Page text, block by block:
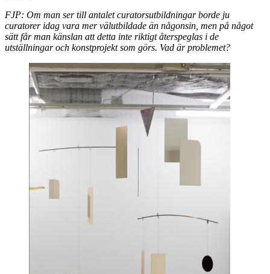
FJP: Om man ser till antalet curatorsutbildningar borde ju
curatorer idag vara mer välutbildade än någonsin, men på något
sätt får man känslan att detta inte riktigt återspeglas i de
utställningar och konstprojekt som görs. Vad är problemet?